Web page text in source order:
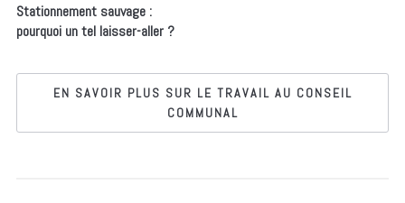
Stationnement sauvage :
pourquoi un tel laisser-aller ?
EN SAVOIR PLUS SUR LE TRAVAIL AU CONSEIL
COMMUNAL